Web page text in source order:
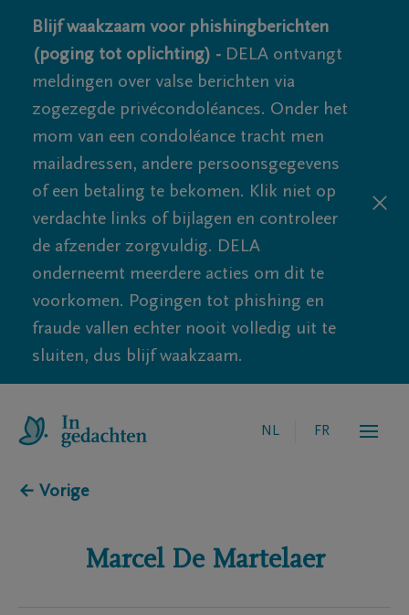
Blijf waakzaam voor phishingberichten
(poging tot oplichting) - DELA ontvangt
meldingen over valse berichten via
zogezegde privécondoléances. Onder het
mom van een condoléance tracht men
mailadressen, andere persoonsgegevens
of een betaling te bekomen. Klik niet op
verdachte links of bijlagen en controleer
de afzender zorgvuldig. DELA
onderneemt meerdere acties om dit te
voorkomen. Pogingen tot phishing en
fraude vallen echter nooit volledig uit te
sluiten, dus blijf waakzaam.
NL FR
← Vorige
Marcel De Martelaer